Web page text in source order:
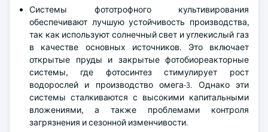
Системы фототрофного культивирования
обеспечивают лучшую устойчивость производства,
так как используют солнечный свет и углекислый газ
в качестве основных источников. Это включает
открытые пруды и закрытые фотобиореакторные
системы, где фотосинтез стимулирует рост
водорослей и производство омега-3. Однако эти
системы сталкиваются с высокими капитальными
вложениями, а также проблемами контроля
загрязнения и сезонной изменчивости.